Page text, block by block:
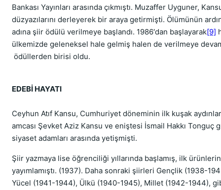
Bankası Yayınları arasında çıkmıştı. Muzaffer Uyguner,
düzyazılarını derleyerek bir araya getirmişti. Ölümünün
adına şiir ödülü verilmeye başlandı. 1986′dan başlayarak[9]
ülkemizde geleneksel hale gelmiş halen de verilmeye
ödüllerden birisi oldu.
EDEBİ HAYATI
Ceyhun Atıf Kansu, Cumhuriyet döneminin ilk kuşak
amcası Şevket Aziz Kansu ve eniştesi İsmail Hakkı Tonguç
siyaset adamları arasında yetişmişti.
Şiir yazmaya lise öğrenciliği yıllarında başlamış, ilk
yayımlamıştı. (1937). Daha sonraki şiirleri Gençlik (1938-
Yücel (1941-1944), Ülkü (1940-1945), Millet (1942-1944),